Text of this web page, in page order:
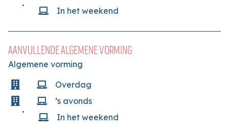
In het weekend
AANVULLENDE ALGEMENE VORMING
Algemene vorming
Overdag
’s avonds
In het weekend